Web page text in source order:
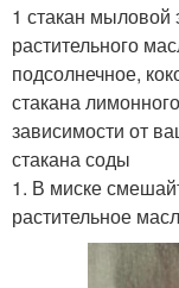
1 стакан мыловой
растительного
подсолнечное,
стакана
зависимости от
стакана соды
1. В миске
растительное